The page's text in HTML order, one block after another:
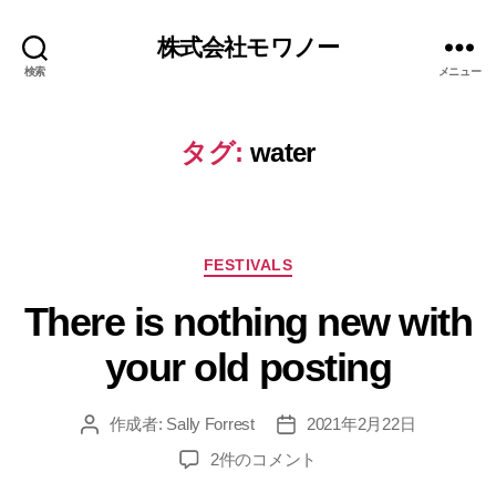
検索
株式会社モワノー
メニュー
タグ: water
FESTIVALS
There is nothing new with
your old posting
作成者: Sally Forrest
2021年2月22日
2件のコメント